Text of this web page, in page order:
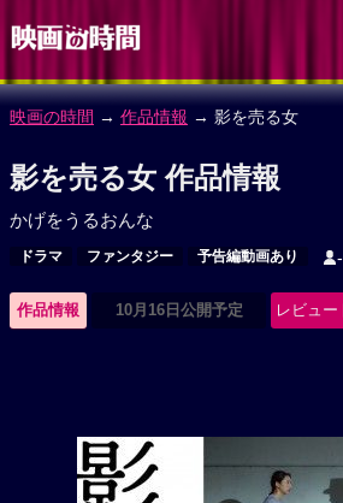
映画の時間 → 作品情報 → 影を売る女
影を売る女 作品情報
かげをうるおんな
ドラマ ファンタジー 予告編動画あり -
作品情報 10月16日公開予定 レビュー